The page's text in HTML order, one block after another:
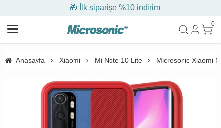
🎁 İlk siparişe %10 indirim
0
Anasayfa Xiaomi Mi Note 10 Lite Microsonic Xiaomi